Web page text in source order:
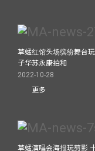
草蜢红馆头场缤纷舞台
子华苏永康拍和
2022-10-28
更多
草蜢演唱会海报玩剪影